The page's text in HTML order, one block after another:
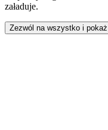
załaduje.
Zezwól na wszystko i